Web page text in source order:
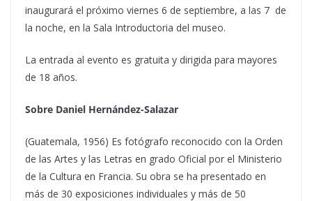
inaugurará el próximo viernes 6 de septiembre, a las 7 de
la noche, en la Sala Introductoria del museo.
La entrada al evento es gratuita y dirigida para mayores
de 18 años.
Sobre Daniel Hernández-Salazar
(Guatemala, 1956) Es fotógrafo reconocido con la Orden
de las Artes y las Letras en grado Oficial por el Ministerio
de la Cultura en Francia. Su obra se ha presentado en
más de 30 exposiciones individuales y más de 50